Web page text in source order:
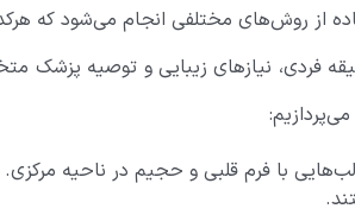
از روش‌های مختلفی انجام می‌شود که
فردی، نیازهای زیبایی و توصیه پزشک
با فرم قلبی و حجیم در ناحیه